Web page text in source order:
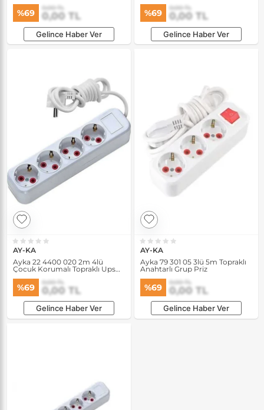
%69 0,00 TL
0,00 TL
Gelince Haber Ver
%69 0,00 TL
0,00 TL
Gelince Haber Ver
AY-KA
Ayka 22 4400 020 2m 4lü
Çocuk Korumalı Topraklı Ups
%69 0,00 TL
0,00 TL
Gelince Haber Ver
AY-KA
Ayka 79 301 05 3lü 5m Topraklı
Anahtarlı Grup Priz
%69 0,00 TL
0,00 TL
Gelince Haber Ver